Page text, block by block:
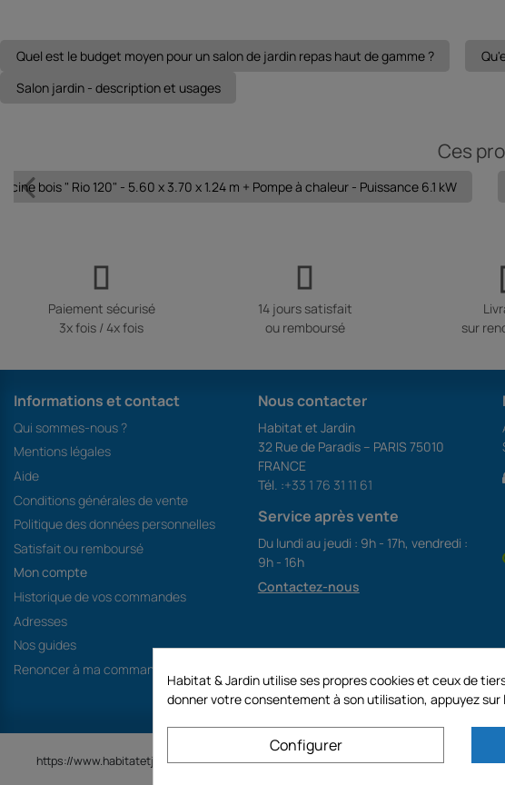
Quel est le budget moyen pour un salon de jardin repas haut de gamme ?
Salon jardin - description et usages
Ces
bois " Rio 120" - 5.60 x 3.70 x 1.24 m + Pompe à chaleur - Puissance 6.1 kW
Paiement sécurisé
3x fois / 4x fois
14 jours satisfait
ou remboursé
sur
Informations et contact
Qui sommes-nous ?
Mentions légales
Aide
Conditions générales de vente
Politique des données personnelles
Satisfait ou remboursé
Mon compte
Historique de vos commandes
Adresses
Nos guides
Renoncer à ma commande
Nous contacter
Habitat et Jardin
32 Rue de Paradis – PARIS 75010
FRANCE
Tél. :+33 1 76 31 11 61
Service après vente
Du lundi au jeudi : 9h - 17h, vendredi :
9h - 16h
Contactez-nous
https://www.habitatetjardin.com est un site de la société GECODIS SA au capital de 187
Habitat & Jardin utilise ses propres cookies et ceux de
donner votre consentement à son utilisation, appuyez
Configurer